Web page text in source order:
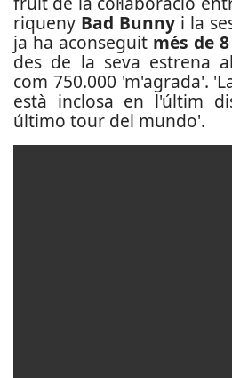
riqueny Bad Bunny i la
ja ha aconseguit més de
des de la seva estrena
com 750.000 'm'agrada'.
està inclosa en l'últim
último tour del mundo'.